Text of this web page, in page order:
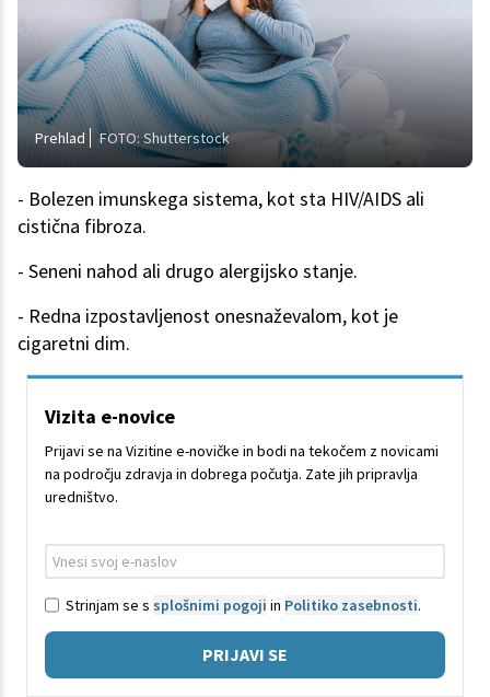
Prehlad FOTO: Shutterstock
- Bolezen imunskega sistema, kot sta HIV/AIDS ali
cistična fibroza.
- Seneni nahod ali drugo alergijsko stanje.
- Redna izpostavljenost onesnaževalom, kot je
cigaretni dim.
Vizita e-novice
Prijavi se na Vizitine e-novičke in bodi na tekočem z novicami
na področju zdravja in dobrega počutja. Zate jih pripravlja
uredništvo.
Strinjam se s splošnimi pogoji in Politiko zasebnosti.
PRIJAVI SE